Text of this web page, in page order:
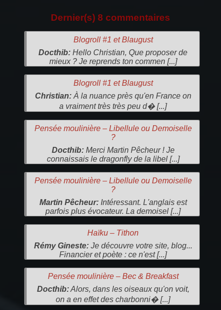
Dernier(s) 8 commentaires
Blogroll #1 et Blaugust
Docthib: Hello Christian, Que proposer de
mieux ? Je reprends ton commen [...]
Blogroll #1 et Blaugust
Christian:À la nuance près qu'en France on
a vraiment très très peu d� [...]
Pensée moulinière – Libellule ou Demoiselle
?
Docthib:Merci Martin Pêcheur ! Je
connaissais le dragonfly de la libel [...]
Pensée moulinière – Libellule ou Demoiselle
?
Martin Pêcheur:Intéressant. L'anglais est
parfois plus évocateur. La demoisel [...]
Haïku – Tithon
Rémy Gineste:Je découvre votre site, blog...
Financier et poète : ce n'est [...]
Pensée moulinière – Bec & Breakfast
Docthib:Alors, dans les oiseaux qu'on voit,
on a en effet des charbonni� [...]